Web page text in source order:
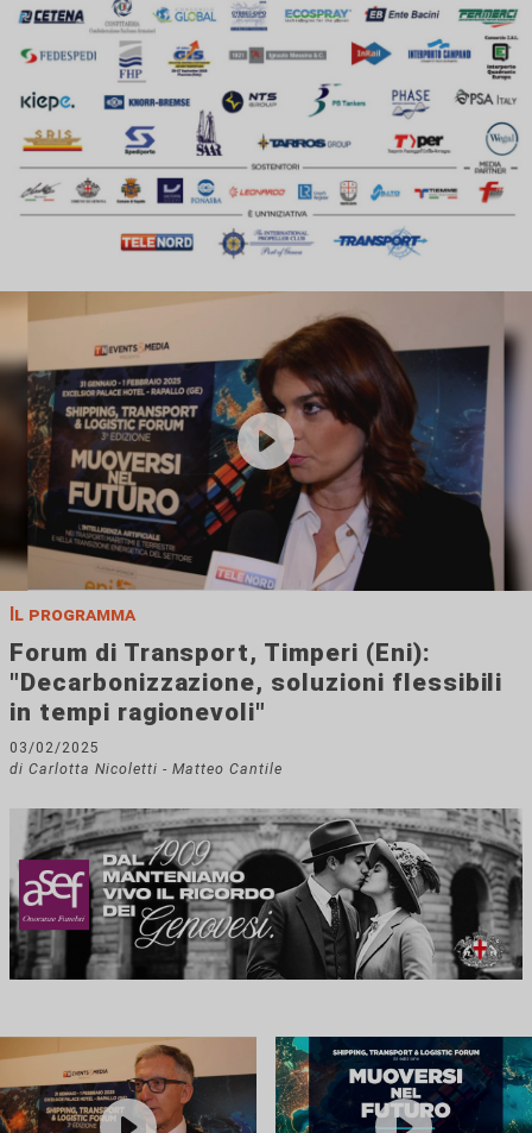
Il programma
Forum di Transport, Timperi (Eni):
"Decarbonizzazione, soluzioni flessibili
in tempi ragionevoli"
03/02/2025
di Carlotta Nicoletti - Matteo Cantile